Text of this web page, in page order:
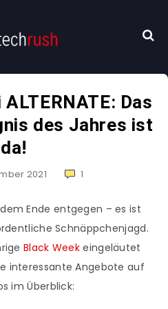
Das
des Jahres ist
da!
2021 1
Ende entgegen – es ist
Schnäppchenjagd.
Black Week eingeläutet
interessante Angebote auf
im Überblick: